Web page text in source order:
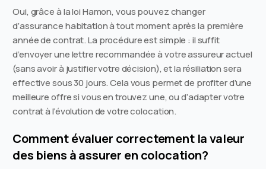
Oui, grâce à la loi Hamon, vous pouvez changer
d’assurance habitation à tout moment après la première
année de contrat. La procédure est simple : il suffit
d’envoyer une lettre recommandée à votre assureur actuel
(sans avoir à justifier votre décision), et la résiliation sera
effective sous 30 jours. Cela vous permet de profiter d’une
meilleure offre si vous en trouvez une, ou d’adapter votre
contrat à l’évolution de votre colocation.
Comment évaluer correctement la valeur
des biens à assurer en colocation?